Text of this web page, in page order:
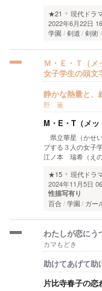
★21
現代ドラ
2022年6月22日
学園
剣道 剣術
Ｍ・Ｅ・Ｔ（メ
女子学生の頭文
静かな熱量と、
野 薫
M・E・T（メッ
県立華星（かせ
プする３人の女子
江ノ本 瑞希（え
★15
現代ドラ
2024年11月5日
性描写有り
百合 学園 ガー
わたしが恋にう
カマもどき
助けてあげて助
片比寺春子の恋